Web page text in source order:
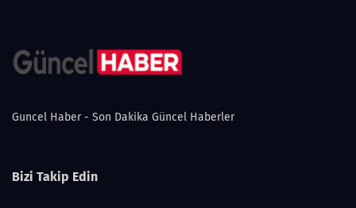
Guncel Haber - Son Dakika Güncel Haberler
Bizi Takip Edin